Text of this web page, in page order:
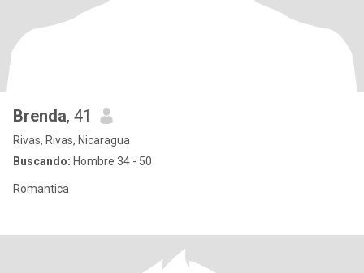
Brenda, 41
Rivas, Rivas, Nicaragua
Buscando: Hombre 34 - 50
Romantica